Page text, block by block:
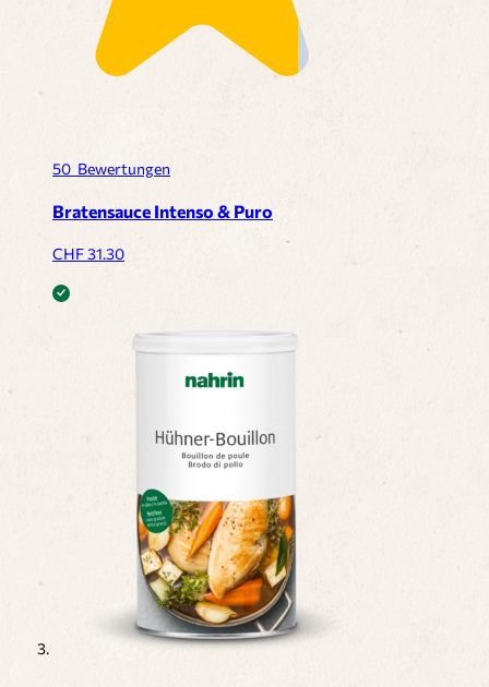
50 Bewertungen
Bratensauce Intenso & Puro
CHF31.30